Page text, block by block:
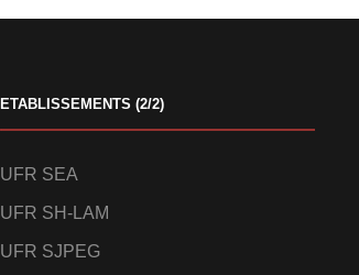
ETABLISSEMENTS (2/2)
UFR SEA
UFR SH-LAM
UFR SJPEG